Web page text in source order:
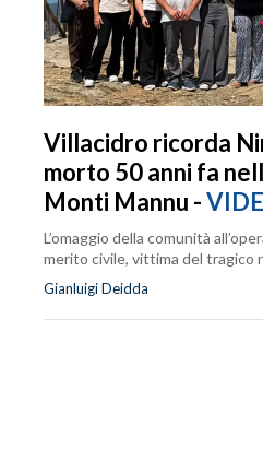
Villacidro ricorda
morto 50 anni fa
Monti Mannu -
L’omaggio della comunità
merito civile, vittima del tragico
Gianluigi Deidda